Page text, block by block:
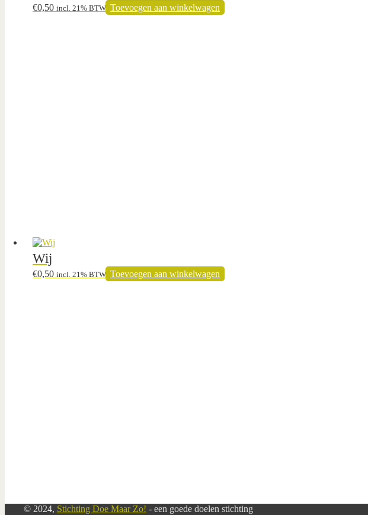
€0,50 incl. 21% BTW Toevoegen aan winkelwagen
Wij
€0,50 incl. 21% BTW Toevoegen aan winkelwagen
© 2024, Stichting Doe Maar Zo! - een goede doelen stichting